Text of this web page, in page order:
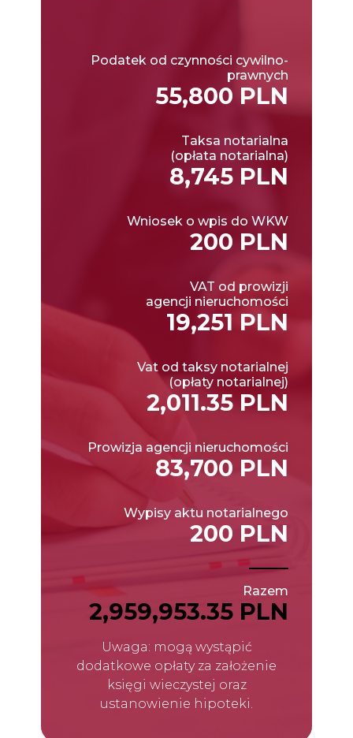
Podatek od czynności cywilno-
prawnych
55,800 PLN
Taksa notarialna
(opłata notarialna)
8,745 PLN
Wniosek o wpis do WKW
200 PLN
VAT od prowizji
agencji nieruchomości
19,251 PLN
Vat od taksy notarialnej
(opłaty notarialnej)
2,011.35 PLN
Prowizja agencji nieruchomości
83,700 PLN
Wypisy aktu notarialnego
200 PLN
Razem
2,959,953.35 PLN
Uwaga: mogą wystąpić
dodatkowe opłaty za założenie
księgi wieczystej oraz
ustanowienie hipoteki.